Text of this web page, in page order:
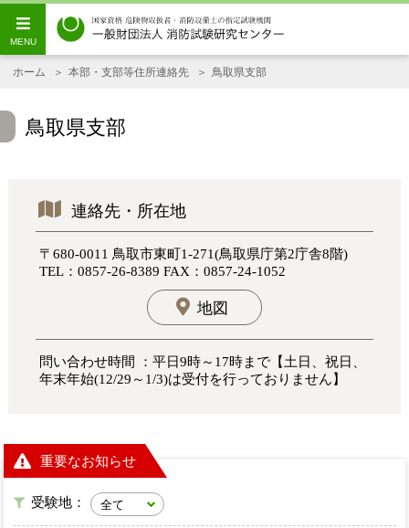
ホーム 本部・支部等住所連絡先 鳥取県支部
鳥取県支部
連絡先・所在地
〒680-0011 鳥取市東町1-271(鳥取県庁第2庁舎8階)
TEL：0857-26-8389 FAX：0857-24-1052
地図
問い合わせ時間 ：平日9時～17時まで【土日、祝日、
年末年始(12/29～1/3)は受付を行っておりません】
重要なお知らせ
受験地：